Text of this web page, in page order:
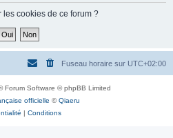
les cookies de ce forum ?
Fuseau horaire sur UTC+02:00
Forum Software © phpBB Limited
officielle ©Qiaeru
| Conditions